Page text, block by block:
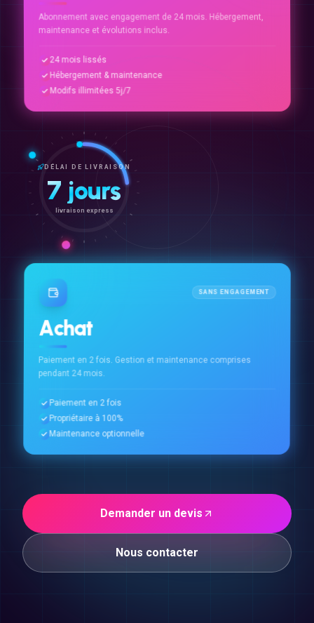
Abonnement avec engagement de 24 mois. Hébergement,
maintenance et évolutions inclus.
24 mois lissés
Hébergement & maintenance
Modifs illimitées 5j/7
DÉLAI DE LIVRAISON
7 jours
livraison express
SANS ENGAGEMENT
Achat
Paiement en 2 fois. Gestion et maintenance comprises
pendant 24 mois.
Paiement en 2 fois
Propriétaire à 100%
Maintenance optionnelle
Demander un devis
Nous contacter